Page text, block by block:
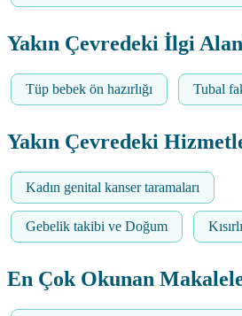
Yakın Çevredeki İlgi
Tüp bebek ön hazırlığı Tubal
Yakın Çevredeki
Kadın genital kanser taramaları
Gebelik takibi ve Doğum
En Çok Okunan